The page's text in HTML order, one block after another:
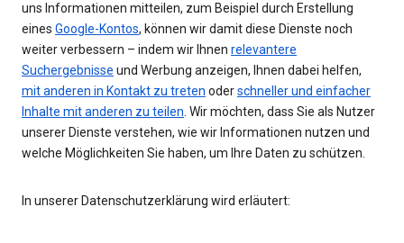
uns Informationen mitteilen, zum Beispiel durch Erstellung
eines Google-Kontos, können wir damit diese Dienste noch
weiter verbessern – indem wir Ihnen relevantere
Suchergebnisse und Werbung anzeigen, Ihnen dabei helfen,
mit anderen in Kontakt zu treten oderschneller und einfacher
Inhalte mit anderen zu teilen. Wir möchten, dass Sie als Nutzer
unserer Dienste verstehen, wie wir Informationen nutzen und
welche Möglichkeiten Sie haben, um Ihre Daten zu schützen.
In unserer Datenschutzerklärung wird erläutert: